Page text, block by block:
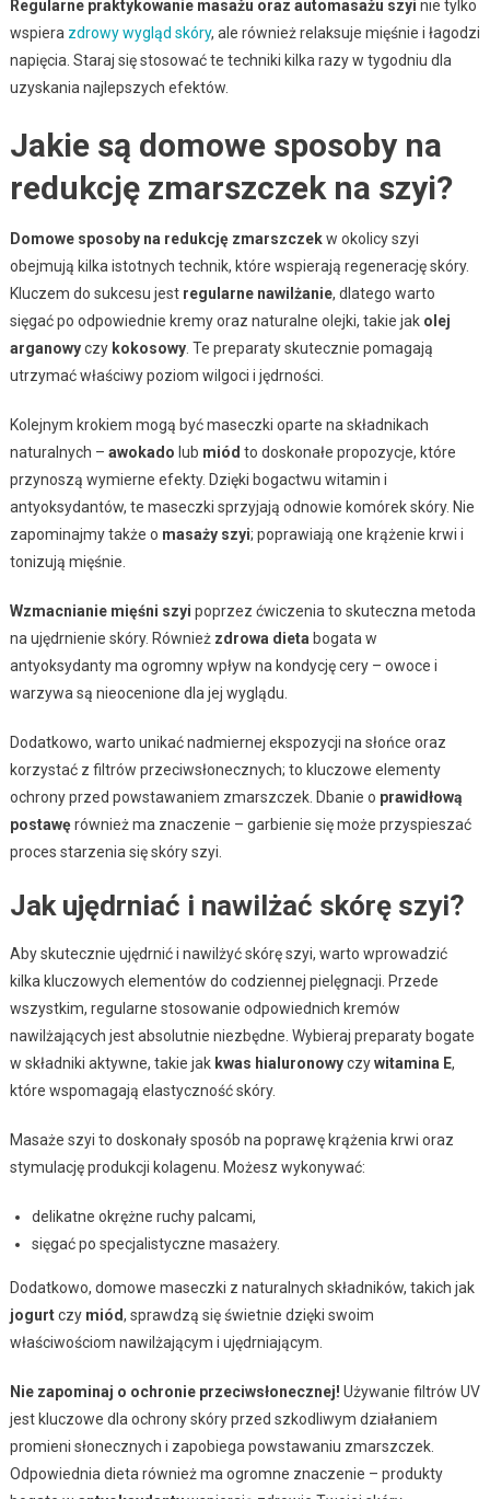
Regularne praktykowanie masażu oraz automasażu szyi nie tylko
wspiera zdrowy wygląd skóry, ale również relaksuje mięśnie i łagodzi
napięcia. Staraj się stosować te techniki kilka razy w tygodniu dla
uzyskania najlepszych efektów.
Jakie są domowe sposoby na
redukcję zmarszczek na szyi?
Domowe sposoby na redukcję zmarszczekw okolicy szyi
obejmują kilka istotnych technik, które wspierają regenerację skóry.
Kluczem do sukcesu jest regularne nawilżanie, dlatego warto
sięgać po odpowiednie kremy oraz naturalne olejki, takie jak olej
arganowyczy kokosowy. Te preparaty skutecznie pomagają
utrzymać właściwy poziom wilgoci i jędrności.
Kolejnym krokiem mogą być maseczki oparte na składnikach
naturalnych – awokado lub miód to doskonałe propozycje, które
przynoszą wymierne efekty. Dzięki bogactwu witamin i
antyoksydantów, te maseczki sprzyjają odnowie komórek skóry. Nie
zapominajmy także o masaży szyi; poprawiają one krążenie krwi i
tonizują mięśnie.
Wzmacnianie mięśni szyi poprzez ćwiczenia to skuteczna metoda
na ujędrnienie skóry. Również zdrowa dieta bogata w
antyoksydanty ma ogromny wpływ na kondycję cery – owoce i
warzywa są nieocenione dla jej wyglądu.
Dodatkowo, warto unikać nadmiernej ekspozycji na słońce oraz
korzystać z filtrów przeciwsłonecznych; to kluczowe elementy
ochrony przed powstawaniem zmarszczek. Dbanie o prawidłową
postawęrównież ma znaczenie – garbienie się może przyspieszać
proces starzenia się skóry szyi.
Jak ujędrniać i nawilżać skórę szyi?
Aby skutecznie ujędrnić i nawilżyć skórę szyi, warto wprowadzić
kilka kluczowych elementów do codziennej pielęgnacji. Przede
wszystkim, regularne stosowanie odpowiednich kremów
nawilżających jest absolutnie niezbędne. Wybieraj preparaty bogate
w składniki aktywne, takie jak kwas hialuronowyczywitamina E,
które wspomagają elastyczność skóry.
Masaże szyi to doskonały sposób na poprawę krążenia krwi oraz
stymulację produkcji kolagenu. Możesz wykonywać:
delikatne okrężne ruchy palcami,
sięgać po specjalistyczne masażery.
Dodatkowo, domowe maseczki z naturalnych składników, takich jak
jogurtczy miód, sprawdzą się świetnie dzięki swoim
właściwościom nawilżającym i ujędrniającym.
Nie zapominaj o ochronie przeciwsłonecznej! Używanie filtrów UV
jest kluczowe dla ochrony skóry przed szkodliwym działaniem
promieni słonecznych i zapobiega powstawaniu zmarszczek.
Odpowiednia dieta również ma ogromne znaczenie – produkty